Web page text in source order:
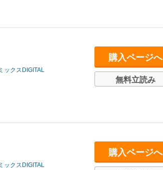
ックスDIGITAL
購入ページへ
無料立読み
ックスDIGITAL
購入ページへ